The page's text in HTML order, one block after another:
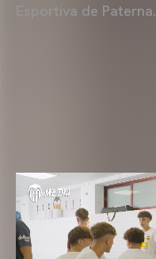
Esportiva de Paterna.